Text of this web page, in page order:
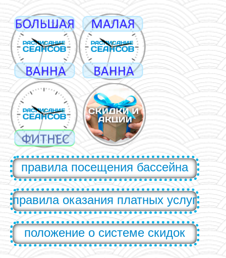
правила посещения бассейна
правила оказания платных услуг
положение о системе скидок